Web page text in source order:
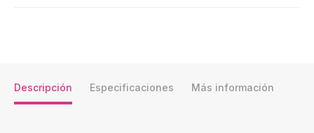
Descripción Especificaciones Más información